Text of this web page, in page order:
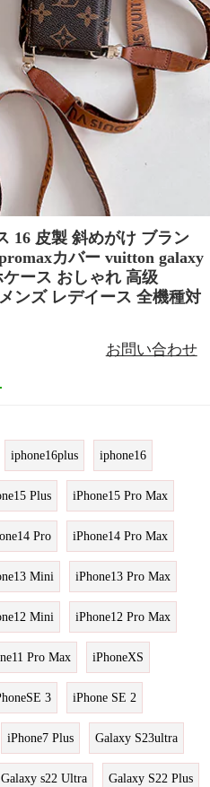
16 皮製 斜めがけ ブラン
カバー vuitton galaxy
ース おしゃれ 高级
ンズ レデイース 全機種対
お問い合わせ
iphone16plus iphone16
Plus iPhone15 Pro Max
Pro iPhone14 Pro Max
Mini iPhone13 Pro Max
Mini iPhone12 Pro Max
Pro Max iPhoneXS
3 iPhone SE 2
iPhone7 Plus Galaxy S23ultra
Galaxy s22 Ultra Galaxy S22 Plus